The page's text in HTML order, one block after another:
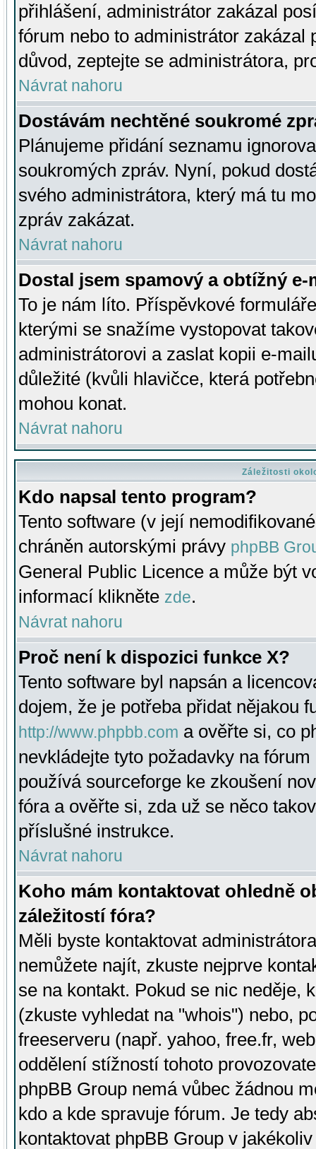
přihlášení, administrátor zakázal
fórum nebo to administrátor zakázal
důvod, zeptejte se administrátora,
Návrat nahoru
Dostávám nechtěné soukromé
Plánujeme přidání seznamu
soukromých zpráv. Nyní, pokud
svého administrátora, který má tu
zpráv zakázat.
Návrat nahoru
Dostal jsem spamový a obtížný
To je nám líto. Příspěvkové
kterými se snažíme vystopovat
administrátorovi a zaslat kopii e-
důležité (kvůli hlavičce, která
mohou konat.
Návrat nahoru
Záležitosti
Kdo napsal tento program?
Tento software (v její
chráněn autorskými právy phpBB
General Public Licence a může být
informací klikněte zde.
Návrat nahoru
Proč není k dispozici funkce X?
Tento software byl napsán a
dojem, že je potřeba přidat nějakou
http://www.phpbb.com a ověřte si, co
nevkládejte tyto požadavky na
používá sourceforge ke zkoušení
fóra a ověřte si, zda už se něco
příslušné instrukce.
Návrat nahoru
Koho mám kontaktovat ohledně
záležitostí fóra?
Měli byste kontaktovat
nemůžete najít, zkuste nejprve
se na kontakt. Pokud se nic neděje,
(zkuste vyhledat na "whois") nebo,
freeserveru (např. yahoo, free.fr,
oddělení stížností tohoto
phpBB Group nemá vůbec žádnou
kdo a kde spravuje fórum. Je tedy
kontaktovat phpBB Group v